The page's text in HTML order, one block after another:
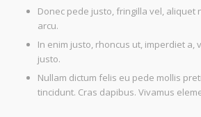
Donec pede justo, fringilla vel, aliquet
arcu.
In enim justo, rhoncus ut, imperdiet a,
justo.
Nullam dictum felis eu pede mollis
tincidunt. Cras dapibus. Vivamus